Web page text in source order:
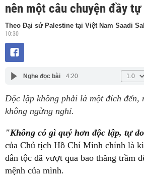
nên một câu chuyện đầy tự
Theo Đại sứ Palestine tại Việt Nam Saadi
10:30
Nghe đọc bài 4:20
Độc lập không phải là một đích đến,
không ngừng nghỉ.
"Không có gì quý hơn độc lập, tự
của Chủ tịch Hồ Chí Minh chính là
dân tộc đã vượt qua bao thăng trầm
mệnh của mình.